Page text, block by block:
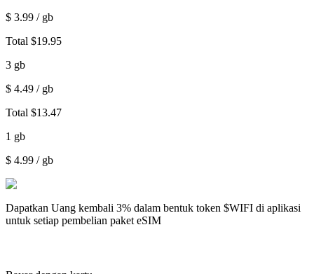
$ 3.99 / gb
Total $19.95
3 gb
$ 4.49 / gb
Total $13.47
1 gb
$ 4.99 / gb
Dapatkan Uang kembali 3% dalam bentuk token $WIFI di aplikasi
untuk setiap pembelian paket eSIM